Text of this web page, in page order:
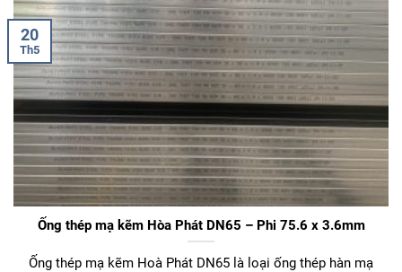
Ống thép mạ kẽm Hòa Phát DN65 – Phi 75.6 x 3.6mm
Ống thép mạ kẽm Hoà Phát DN65 là loại ống thép hàn mạ
20
Th5